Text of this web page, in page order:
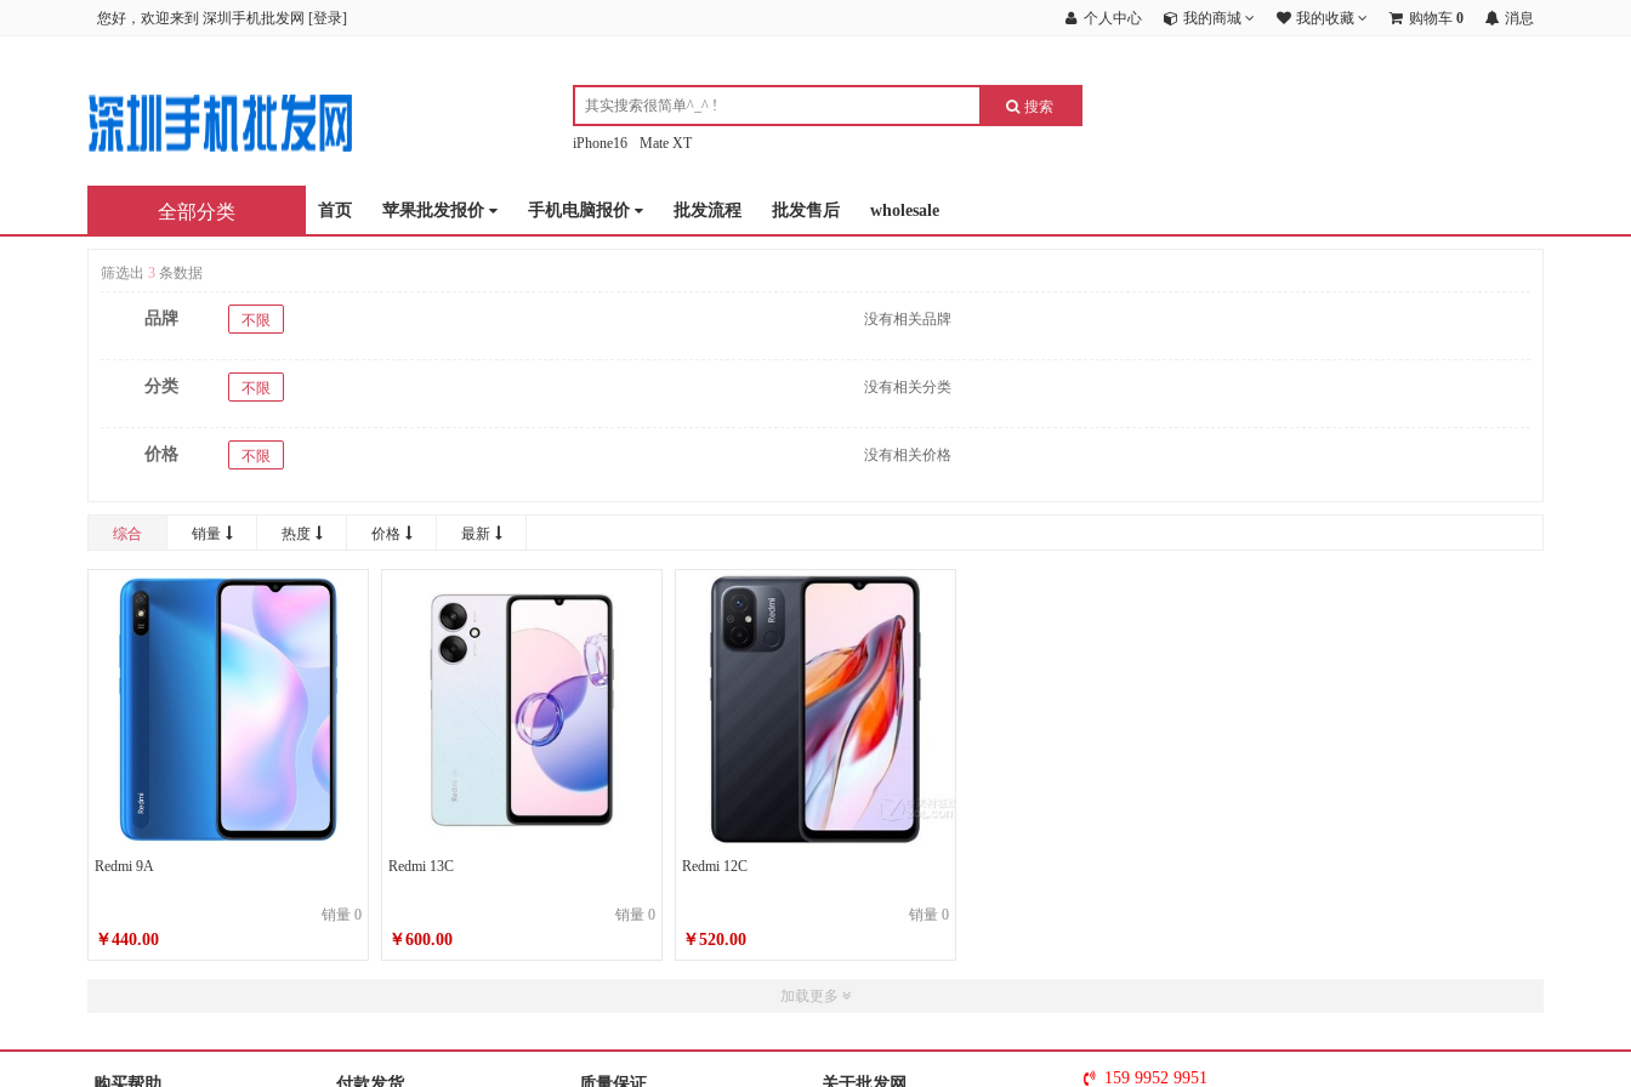
您好，欢迎来到 深圳手机批发网 [登录] 个人中心 我的商城 我的收藏 购物车 0 消息
搜索
iPhone16 Mate XT
首页 苹果批发报价 手机电脑报价 批发流程 批发售后 wholesale
全部分类
筛选出 3 条数据
品牌 不限 没有相关品牌
分类 不限 没有相关分类
价格 不限 没有相关价格
综合 销量 热度 价格 最新
Redmi 9A
销量 0
￥440.00
Redmi 13C
销量 0
￥600.00
Redmi 12C
销量 0
￥520.00
加载更多
159 9952 9951